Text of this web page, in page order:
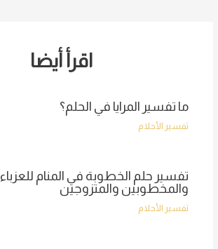
اقرأ أيضا
ما تفسير المرايا في الحلم؟
تفسير الأحلام
تفسير حلم الخطوبة في المنام للعزباء
والمخطوبين والمتزوجين
تفسير الأحلام